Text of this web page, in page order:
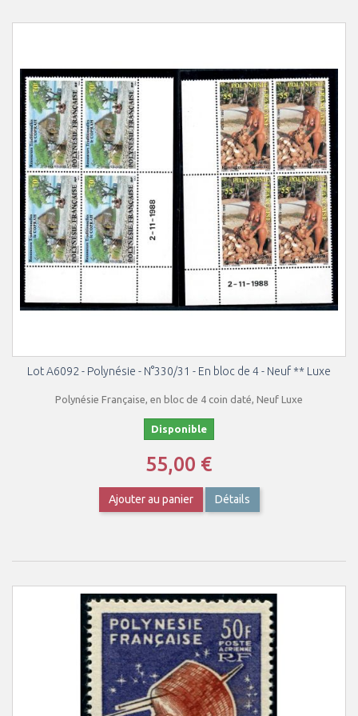
Lot A6092 - Polynésie - N°330/31 - En bloc de 4 - Neuf ** Luxe
Polynésie Française, en bloc de 4 coin daté, Neuf Luxe
Disponible
55,00 €
Ajouter au panier Détails